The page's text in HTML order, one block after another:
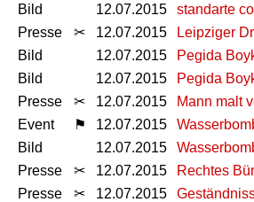
Bild 12.07.2015
standarte
Presse ✂ 12.07.2015
Leipziger
Bild 12.07.2015
Pegida
Bild 12.07.2015
Pegida
Presse ✂ 12.07.2015
Mann malt
Event ⚑ 12.07.2015
Bild 12.07.2015
Presse ✂ 12.07.2015
Rechtes
Presse ✂ 12.07.2015